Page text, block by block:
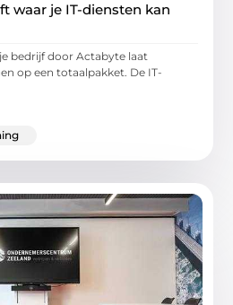
waar je IT-diensten kan
bedrijf door Actabyte laat
op een totaalpakket. De IT-